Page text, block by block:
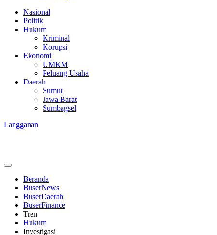
Nasional
Politik
Hukum
Kriminal
Korupsi
Ekonomi
UMKM
Peluang Usaha
Daerah
Sumut
Jawa Barat
Sumbagsel
Langganan
Beranda
BuserNews
BuserDaerah
BuserFinance
Tren
Hukum
Investigasi